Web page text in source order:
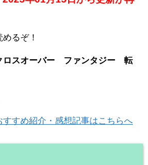
るぞ！
ロスオーバー ファンタジー 転
すすめ紹介・感想記事はこちらへ